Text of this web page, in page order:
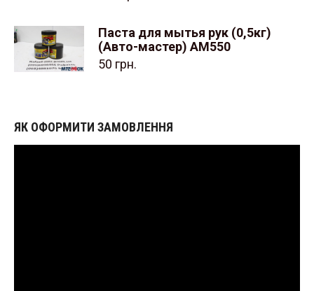
Паста для мытья рук (0,5кг)
(Авто-мастер) АМ550
50 грн.
ЯК ОФОРМИТИ ЗАМОВЛЕННЯ